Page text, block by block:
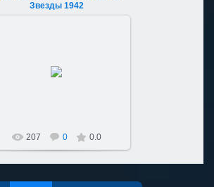
Звезды 1942
207 0 0.0